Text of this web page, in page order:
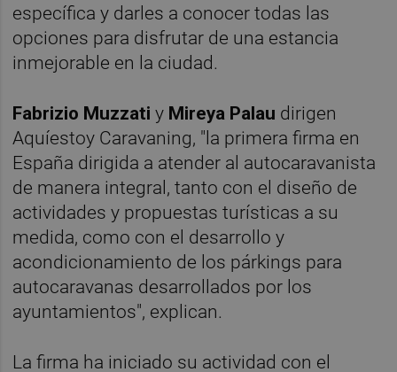
específica y darles a conocer todas las
opciones para disfrutar de una estancia
inmejorable en la ciudad.
Fabrizio Muzzatiy Mireya Palau dirigen
Aquíestoy Caravaning, "la primera firma en
España dirigida a atender al autocaravanista
de manera integral, tanto con el diseño de
actividades y propuestas turísticas a su
medida, como con el desarrollo y
acondicionamiento de los párkings para
autocaravanas desarrollados por los
ayuntamientos", explican.
La firma ha iniciado su actividad con el